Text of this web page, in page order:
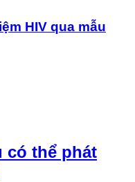
HIV qua mẫu
có thể phát